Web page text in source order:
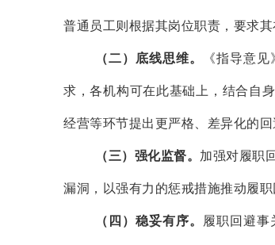
普通员工则根据其岗位职责，要求
（二）底线思维。 《指导意
求，各机构可在此基础上，结合自
经营等环节提出更严格、差异化的回
（三）强化监督。 加强对履职
漏洞，以强有力的惩戒措施推动履职
（四）稳妥有序。 履职回避